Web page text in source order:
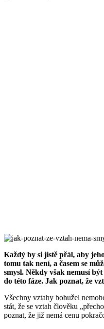
Každý by si jistě přál, aby
tomu tak není, a časem se
smysl. Někdy však nemusí
do této fáze. Jak poznat, že
Všechny vztahy bohužel
stát, že se vztah člověku
poznat, že již nemá cenu